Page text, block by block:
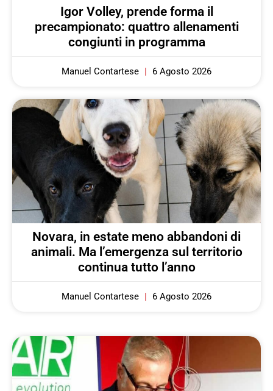
Igor Volley, prende forma il
precampionato: quattro allenamenti
congiunti in programma
Manuel Contartese 6 Agosto 2026
Novara, in estate meno abbandoni di
animali. Ma l’emergenza sul territorio
continua tutto l’anno
Manuel Contartese 6 Agosto 2026